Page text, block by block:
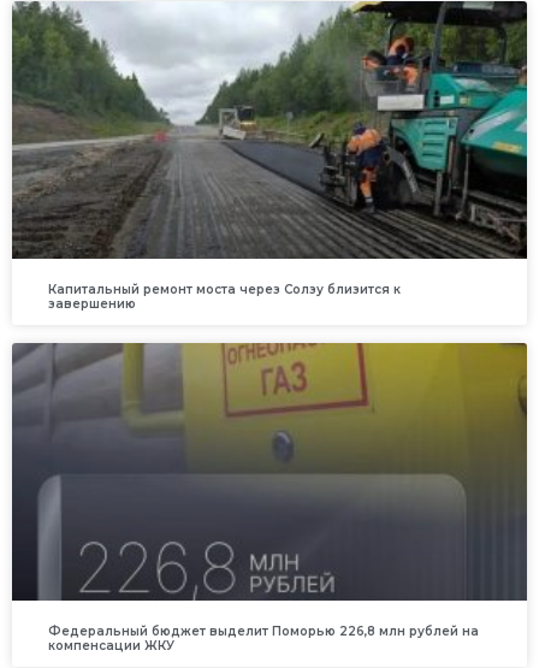
Капитальный ремонт моста через Солзу близится к
завершению
Федеральный бюджет выделит Поморью 226,8 млн рублей на
компенсации ЖКУ